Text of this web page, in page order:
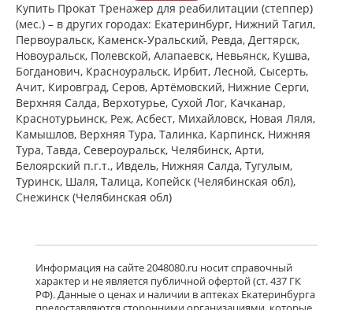
Купить Прокат Тренажер для реабилитации (степпер)
(мес.) – в других городах: Екатеринбург, Нижний Тагил,
Первоуральск, Каменск-Уральский, Ревда, Дегтярск,
Новоуральск, Полевской, Алапаевск, Невьянск, Кушва,
Богданович, Красноуральск, Ирбит, Лесной, Сысерть,
Ачит, Кировград, Серов, Артёмовский, Нижние Cерги,
Верхняя Салда, Верхотурье, Сухой Лог, Качканар,
Краснотурьинск, Реж, Асбест, Михайловск, Новая Ляля,
Камышлов, Верхняя Тура, Талинка, Карпинск, Нижняя
Тура, Тавда, Североуральск, Челябинск, Арти,
Белоярский п.г.т., Ивдель, Нижняя Салда, Тугулым,
Туринск, Шаля, Талица, Копейск (Челябинская обл),
Снежинск (Челябинская обл)
Информация на сайте 2048080.ru носит справочный
характер и не является публичной офертой (ст. 437 ГК
РФ). Данные о ценах и наличии в аптеках Екатеринбурга